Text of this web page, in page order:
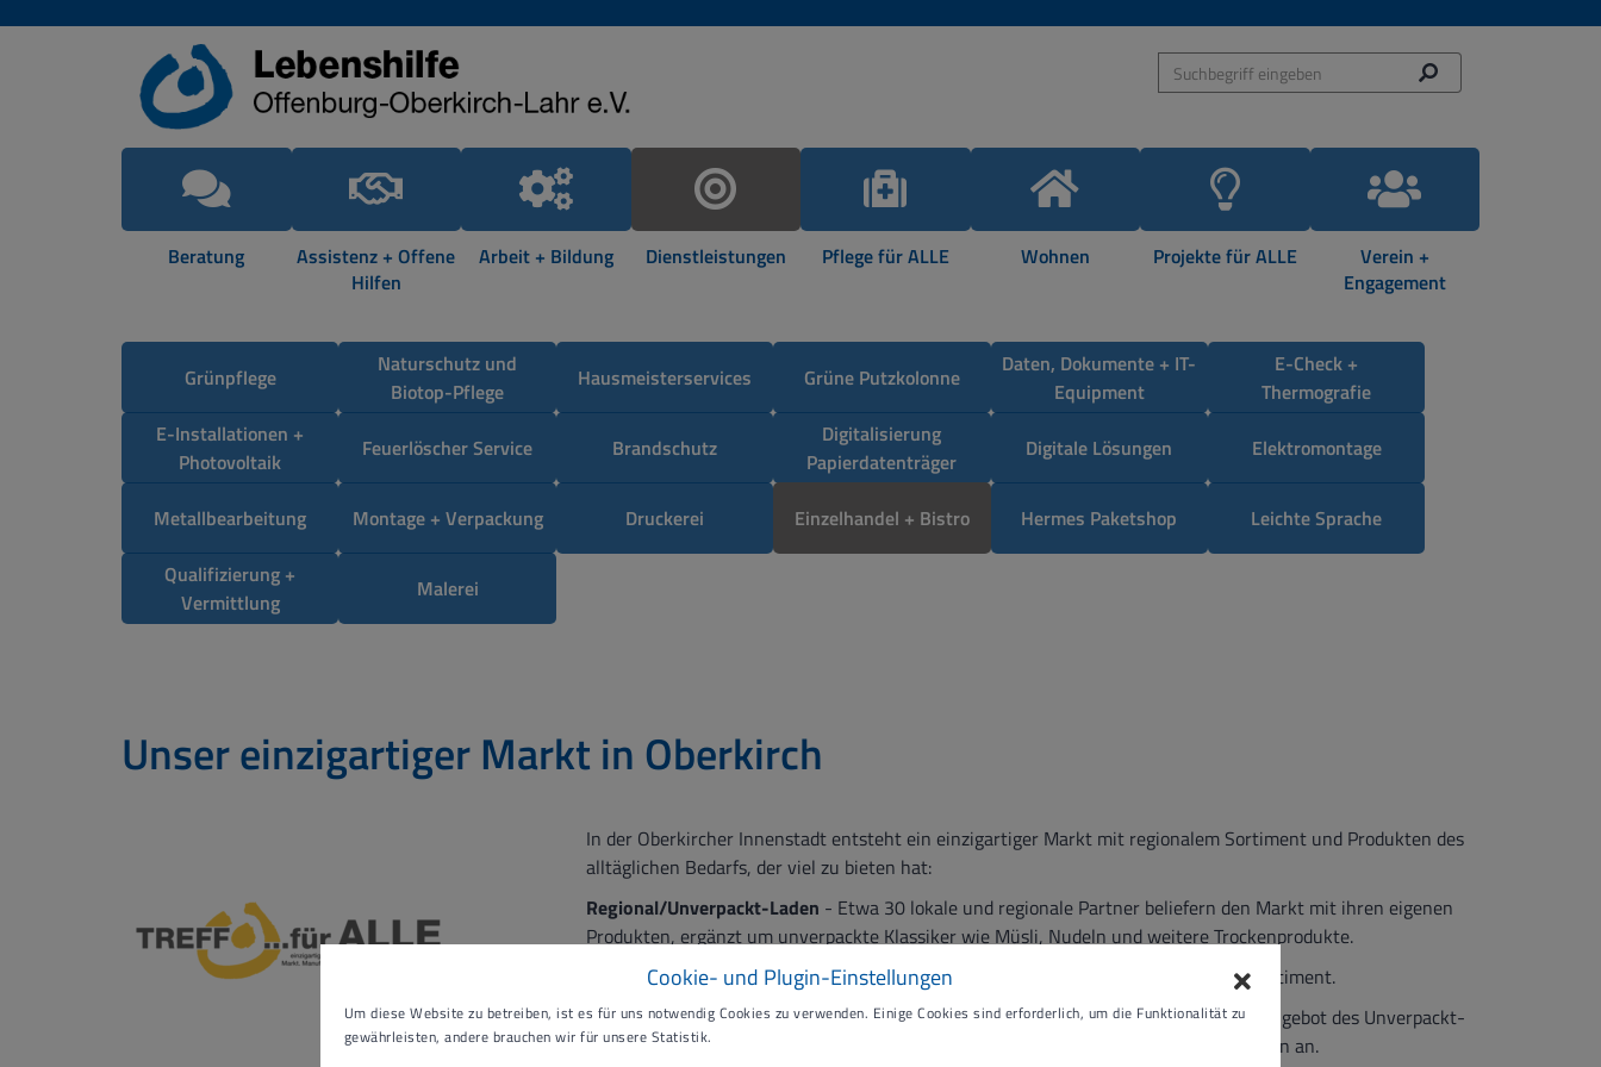
Beratung
Assistenz + Offene
Hilfen
Arbeit + Bildung Dienstleistungen Pflege für ALLE Wohnen Projekte für ALLE
Verein +
Engagement
Grünpflege
Naturschutz und
Biotop-Pflege
Hausmeisterservices Grüne Putzkolonne
Daten, Dokumente + IT-
Equipment
E-Check +
Thermografie
E-Installationen +
Photovoltaik
Feuerlöscher Service Brandschutz
Digitalisierung
Papierdatenträger
Digitale Lösungen Elektromontage
Metallbearbeitung Montage + Verpackung Druckerei Einzelhandel + Bistro Hermes Paketshop
Leichte Sprache
Qualifizierung +
Vermittlung
Malerei
Unser einzigartiger Markt in Oberkirch
In der Oberkircher Innenstadt entsteht ein einzigartiger Markt mit regionalem Sortiment und Produkten des
alltäglichen Bedarfs, der viel zu bieten hat:
Regional/Unverpackt-Laden - Etwa 30 lokale und regionale Partner beliefern den Markt mit ihren eigenen
Produkten, ergänzt um unverpackte Klassiker wie Müsli, Nudeln und weitere Trockenprodukte.
City-Markt -Im City-Markt ergänzen klassische Waren des täglichen Bedarfs das Sortiment.
Bistro -Das Bistro bietet neben besonderen Kaffeespezialitäten, die auch aus dem Angebot des Unverpackt-
Ladens individuell zusammengestellt werden können, kleine frisch zubereitete Speisen an.
Cookie- und Plugin-Einstellungen
Um diese Website zu betreiben, ist es für uns notwendig Cookies zu verwenden. Einige Cookies sind erforderlich, um die Funktionalität zu
gewährleisten, andere brauchen wir für unsere Statistik.